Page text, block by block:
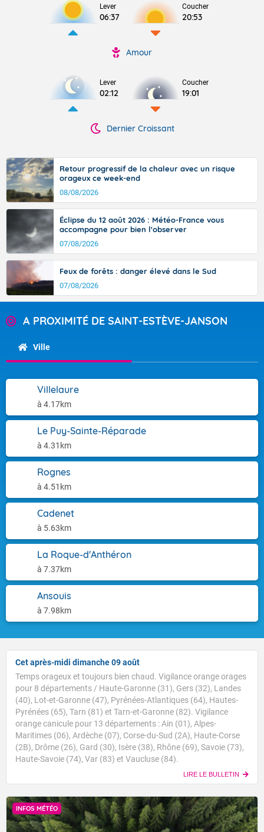
Lever
06:37
Coucher
20:53
Amour
Lever
02:12
Coucher
19:01
Dernier Croissant
Retour progressif de la chaleur avec un risque
orageux ce week-end
08/08/2026
Éclipse du 12 août 2026 : Météo-France vous
accompagne pour bien l'observer
07/08/2026
Feux de forêts : danger élevé dans le Sud
07/08/2026
A PROXIMITÉ DE SAINT-ESTÈVE-JANSON
Ville
Villelaure
à 4.17km
Le Puy-Sainte-Réparade
à 4.31km
Rognes
à 4.51km
Cadenet
à 5.63km
La Roque-d'Anthéron
à 7.37km
Ansouis
à 7.98km
Cet après-midi dimanche 09 août
Temps orageux et toujours bien chaud. Vigilance orange orages
pour 8 départements / Haute-Garonne (31), Gers (32), Landes
(40), Lot-et-Garonne (47), Pyrénées-Atlantiques (64), Hautes-
Pyrénées (65), Tarn (81) et Tarn-et-Garonne (82). Vigilance
orange canicule pour 13 départements : Ain (01), Alpes-
Maritimes (06), Ardèche (07), Corse-du-Sud (2A), Haute-Corse
(2B), Drôme (26), Gard (30), Isère (38), Rhône (69), Savoie (73),
Haute-Savoie (74), Var (83) et Vaucluse (84).
LIRE LE BULLETIN
INFOS MÉTÉO